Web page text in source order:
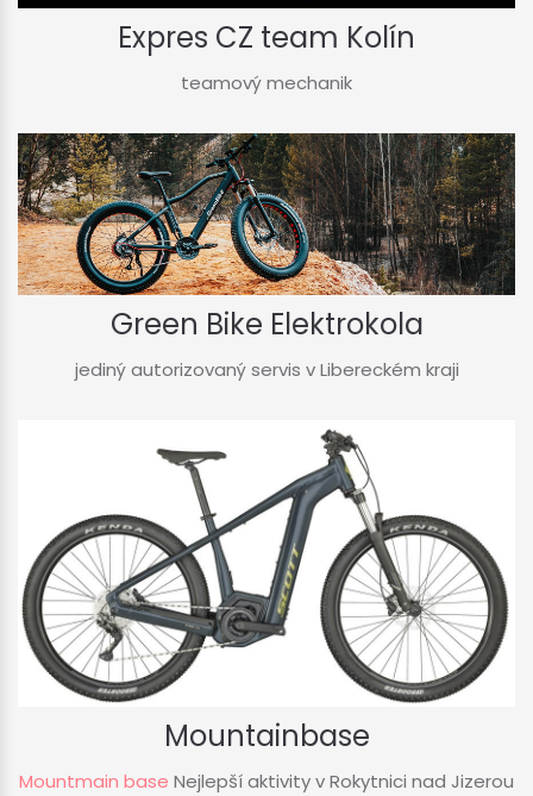
Expres CZ team Kolín
teamový mechanik
Green Bike Elektrokola
jediný autorizovaný servis v Libereckém kraji
Mountainbase
Mountmain base Nejlepší aktivity v Rokytnici nad Jizerou